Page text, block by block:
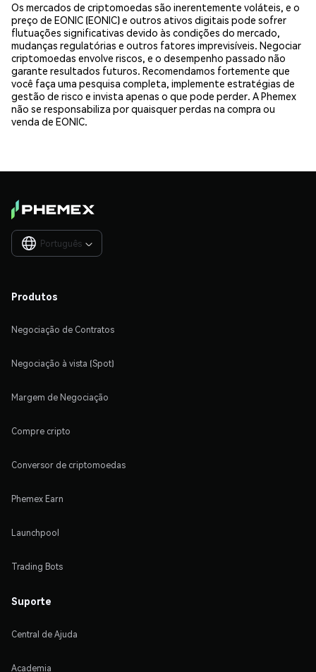
Os mercados de criptomoedas são inerentemente voláteis, e o
preço de EONIC (EONIC) e outros ativos digitais pode sofrer
flutuações significativas devido às condições do mercado,
mudanças regulatórias e outros fatores imprevisíveis. Negociar
criptomoedas envolve riscos, e o desempenho passado não
garante resultados futuros. Recomendamos fortemente que
você faça uma pesquisa completa, implemente estratégias de
gestão de risco e invista apenas o que pode perder. A Phemex
não se responsabiliza por quaisquer perdas na compra ou
venda de EONIC.
Português 
Produtos
Negociação de Contratos
Negociação à vista (Spot)
Margem de Negociação
Compre cripto
Conversor de criptomoedas
Phemex Earn
Launchpool
Trading Bots
Suporte
Central de Ajuda
Academia